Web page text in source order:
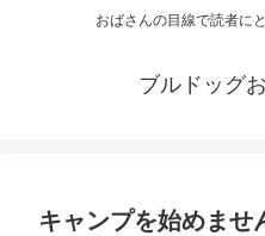
おばさんの目線で読者に
ブルドッグ
キャンプを始めませ